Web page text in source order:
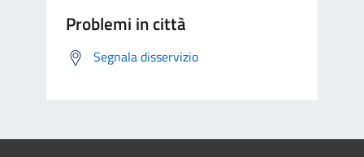
Problemi in città
Segnala disservizio